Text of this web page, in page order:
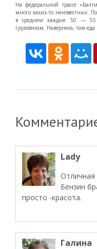
На федеральной трассе
много каких-то неизвестных.
в среднем каждые 50 — 55
грузовикам. Наверняка, там
Lady
Отличная
Бензин
просто -красота.
Галина